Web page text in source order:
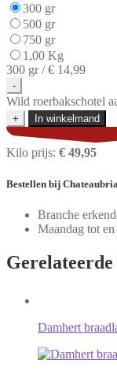
300 gr
500 gr
750 gr
1,00 Kg
300 gr /€ 14,99
-
Wild roerbakschotel
+ In winkelmand
Kilo prijs: € 49,95
Bestellen bij
Branche
Maandag tot
Gerelateerde
Damhert